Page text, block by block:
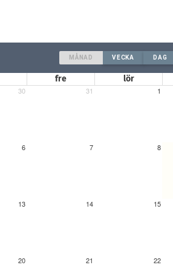
MÅNAD VECKA DAG
fre lör
30 31 1
6 7 8
13 14 15
20 21 22